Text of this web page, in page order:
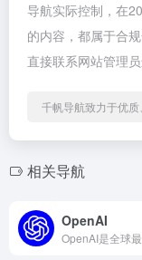
导航实际控制，在
的内容，都属于合
直接联系网站管理
千帆导航致力于优
相关导航
OpenAI